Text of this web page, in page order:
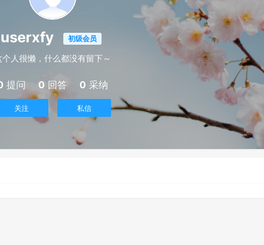
userxfy 初级会员
个人很懒，什么都没有留下～
提问 0 回答 0 采纳
关注 私信